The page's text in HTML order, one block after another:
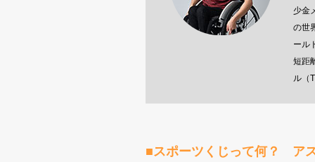
少金
の世
ール
短距
ル（
■スポーツくじって何？ ア